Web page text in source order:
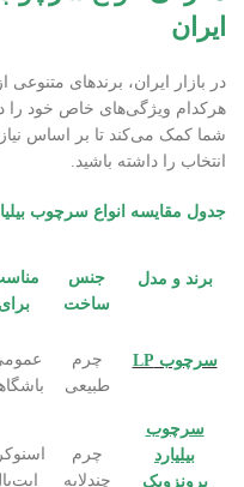
ایران
در بازار ایران، برندهای
هرکدام ویژگی‌های خاص خود را
شما کمک می‌کند تا بر اساس
انتخاب را داشته باشید.
جدول مقایسه انواع سرچوب
برند و مدل
جنس
ساخت
برای
سرچوب LP
چرم
طبیعی
سرچوب
بیلیارد
برونزویک
چرم
چندلایه